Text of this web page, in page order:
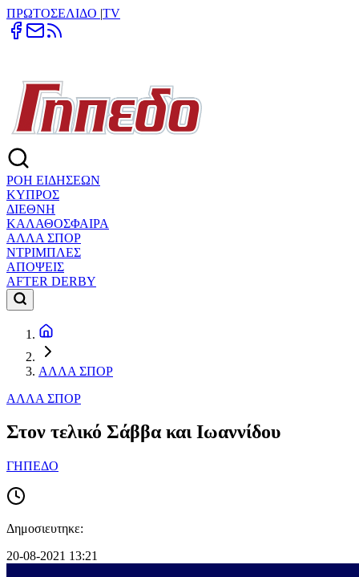
ΠΡΩΤΟΣΕΛΙΔΟ |TV
ΡΟΗ ΕΙΔΗΣΕΩΝ
ΚΥΠΡΟΣ
ΔΙΕΘΝΗ
ΚΑΛΑΘΟΣΦΑΙΡΑ
ΑΛΛΑ ΣΠΟΡ
ΝΤΡΙΜΠΛΕΣ
ΑΠΟΨΕΙΣ
AFTER DERBY
ΑΛΛΑ ΣΠΟΡ
ΑΛΛΑ ΣΠΟΡ
Στον τελικό Σάββα και Ιωαννίδου
ΓΗΠΕΔΟ
Δημοσιευτηκε:
20-08-2021 13:21